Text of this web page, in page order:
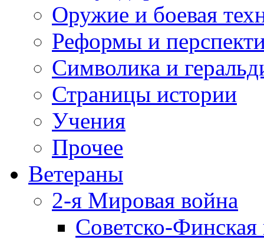
Оружие и боевая
Реформы и
Символика и
Страницы истории
Учения
Прочее
Ветераны
2-я Мировая война
Советско-